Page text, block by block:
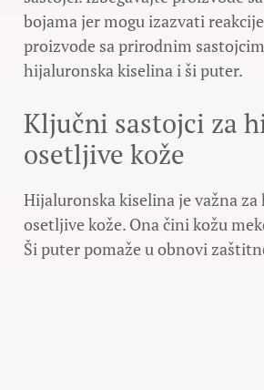
bojama jer mogu izazvati
proizvode sa prirodnim
hijaluronska kiselina i ši puter.
Ključni sastojci za
osetljive kože
Hijaluronska kiselina je važna
osetljive kože. Ona čini kožu
Ši puter pomaže u obnovi